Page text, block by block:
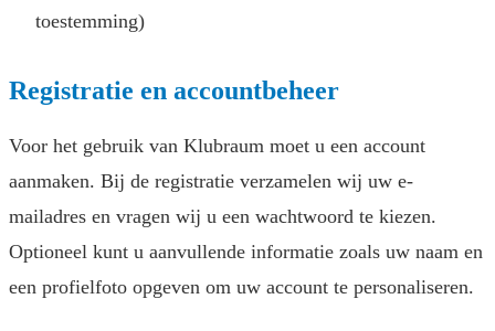
toestemming)
Registratie en accountbeheer
Voor het gebruik van Klubraum moet u een account
aanmaken. Bij de registratie verzamelen wij uw e-
mailadres en vragen wij u een wachtwoord te kiezen.
Optioneel kunt u aanvullende informatie zoals uw naam en
een profielfoto opgeven om uw account te personaliseren.